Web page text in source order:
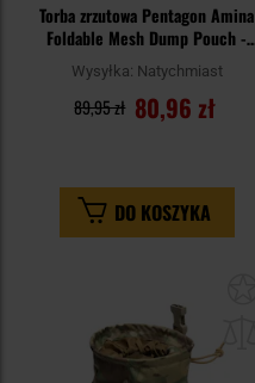
Torba zrzutowa Pentagon Amina
Foldable Mesh Dump Pouch -
RAL 7013
Wysyłka: Natychmiast
80,96 zł
89,95 zł
DO KOSZYKA